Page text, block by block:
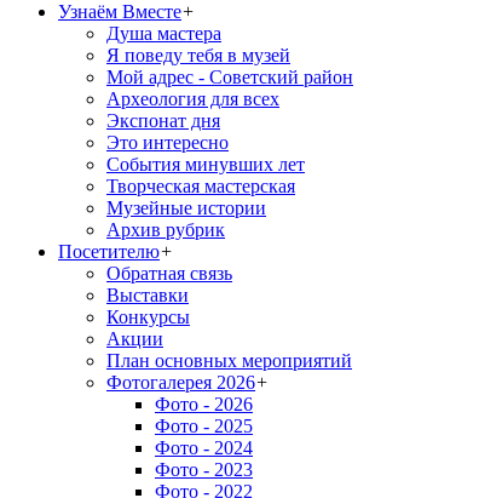
Узнаём Вместе+
Душа мастера
Я поведу тебя в музей
Мой адрес - Советский район
Археология для всех
Экспонат дня
Это интересно
События минувших лет
Творческая мастерская
Музейные истории
Архив рубрик
Посетителю+
Обратная связь
Выставки
Конкурсы
Акции
План основных мероприятий
Фотогалерея 2026+
Фото - 2026
Фото - 2025
Фото - 2024
Фото - 2023
Фото - 2022